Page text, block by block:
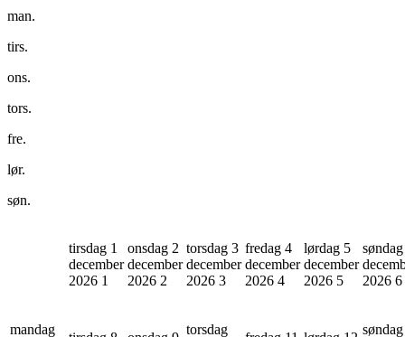
man.
tirs.
ons.
tors.
fre.
lør.
søn.
tirsdag 1
december
2026 1
onsdag 2
december
2026 2
torsdag 3
december
2026 3
fredag 4
december
2026 4
lørdag 5
december
2026 5
2026 6
mandag torsdag søndag